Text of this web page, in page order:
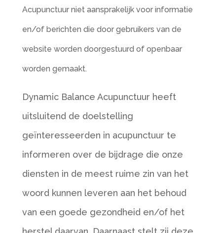
Acupunctuur niet aansprakelijk voor informatie
en/of berichten die door gebruikers van de
website worden doorgestuurd of openbaar
worden gemaakt.
Dynamic Balance Acupunctuur heeft
uitsluitend de doelstelling
geïnteresseerden in acupunctuur te
informeren over de bijdrage die onze
diensten in de meest ruime zin van het
woord kunnen leveren aan het behoud
van een goede gezondheid en/of het